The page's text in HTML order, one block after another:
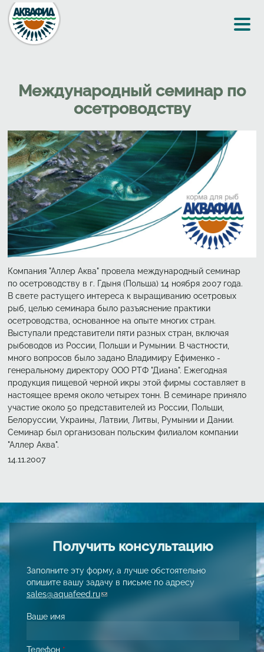
Перейти к основному содержанию
Международный семинар по
осетроводству
Компания "Аллер Аква" провела международный семинар
по осетроводству в г. Гдыня (Польша) 14 ноября 2007 года.
В свете растущего интереса к выращиванию осетровых
рыб, целью семинара было разъяснение практики
осетроводства, основанное на опыте многих стран.
Выступали представители пяти разных стран, включая
рыбоводов из России, Польши и Румынии. В частности,
много вопросов было задано Владимиру Ефименко -
генеральному директору ООО РТФ "Диана". Ежегодная
продукция пищевой черной икры этой фирмы составляет в
настоящее время около четырех тонн. В семинаре приняло
участие около 50 представителей из России, Польши,
Белоруссии, Украины, Латвии, Литвы, Румынии и Дании.
Семинар был организован польским филиалом компании
"Аллер Аква".
Создано
14.11.2007
Получить консультацию
Заполните эту форму, а лучше обстоятельно
опишите вашу задачу в письме по адресу
sales@aquafeed.ru(link sends e-mail)
Ваше имя
Телефон *